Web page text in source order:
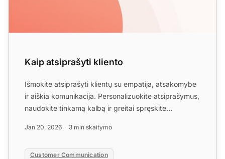
Kaip atsiprašyti kliento
Išmokite atsiprašyti klientų su empatija, atsakomybe
ir aiškia komunikacija. Personalizuokite atsiprašymus,
naudokite tinkamą kalbą ir greitai spręskite
Jan 20, 2026 3 min skaitymo
Customer Communication